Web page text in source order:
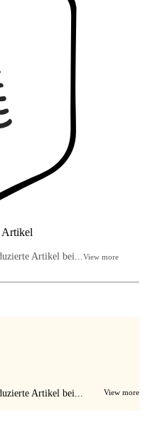
Artikel
Artikel bei... View more
Artikel bei... View more